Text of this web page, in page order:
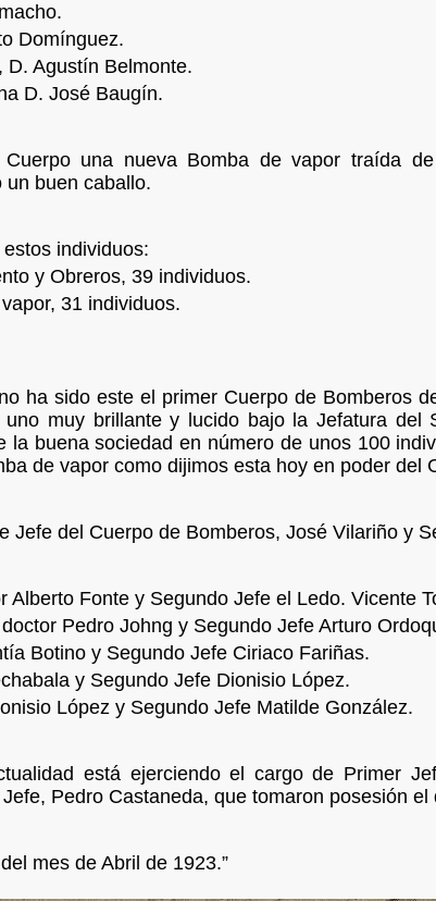
Domínguez.
D. Agustín Belmonte.
D. José Baugín.
Cuerpo una nueva Bomba de vapor traída
un buen caballo.
individuos:
y Obreros, 39 individuos.
31 individuos.
ha sido este el primer Cuerpo de Bomberos
muy brillante y lucido bajo la Jefatura del
la buena sociedad en número de unos 100
de vapor como dijimos esta hoy en poder del
Jefe del Cuerpo de Bomberos, José Vilariño y
Alberto Fonte y Segundo Jefe el Ledo. Vicente
Pedro Johng y Segundo Jefe Arturo
Botino y Segundo Jefe Ciriaco Fariñas.
y Segundo Jefe Dionisio López.
López y Segundo Jefe Matilde González.
está ejerciendo el cargo de Primer
Pedro Castaneda, que tomaron posesión
mes de Abril de 1923.”